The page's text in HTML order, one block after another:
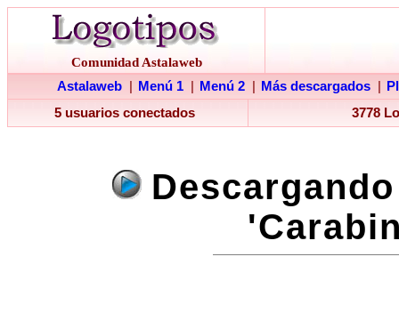
Comunidad Astalaweb
Astalaweb
Menú 1 Menú 2 Más descargados
5 usuarios conectados
3778